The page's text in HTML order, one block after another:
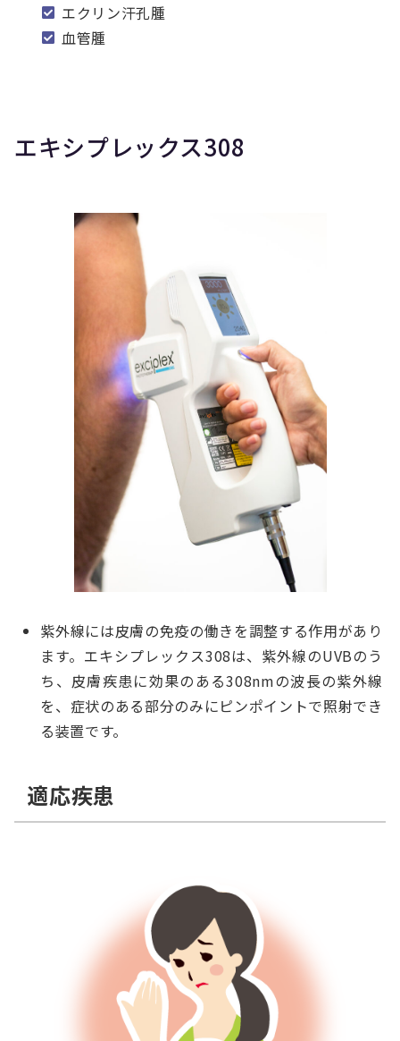
エクリン汗孔腫
血管腫
エキシプレックス308
紫外線には皮膚の免疫の働きを調整する作用があり
ます。エキシプレックス308は、紫外線のUVBのう
ち、皮膚疾患に効果のある308nmの波長の紫外線
を、症状のある部分のみにピンポイントで照射でき
る装置です。
適応疾患